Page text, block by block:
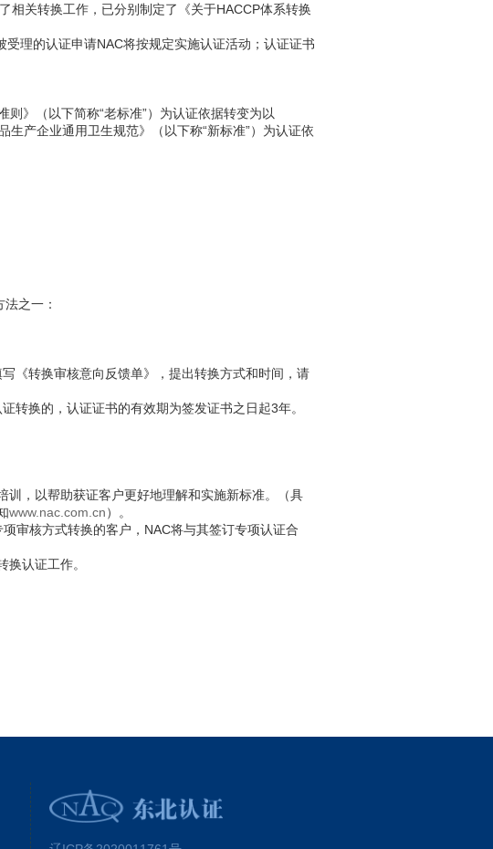
相关转换工作，已分别制定了《关于HACCP体系转换
理的认证申请NAC将按规定实施认证活动；认证证书
》（以下简称“老标准”）为认证依据转变为以
产企业通用卫生规范》（以下称“新标准”）为认证依
之一：
《转换审核意向反馈单》，提出转换方式和时间，请
转换的，认证证书的有效期为签发证书之日起3年。
，以帮助获证客户更好地理解和实施新标准。（具
www.nac.com.cn）。
审核方式转换的客户，NAC将与其签订专项认证合
认证工作。